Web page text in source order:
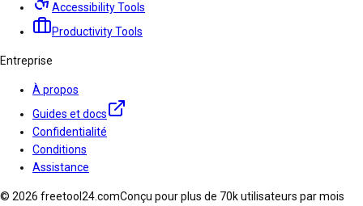
Accessibility Tools
Productivity Tools
Entreprise
À propos
Guides et docs
Confidentialité
Conditions
Assistance
© 2026 freetool24.comConçu pour plus de 70k utilisateurs par mois